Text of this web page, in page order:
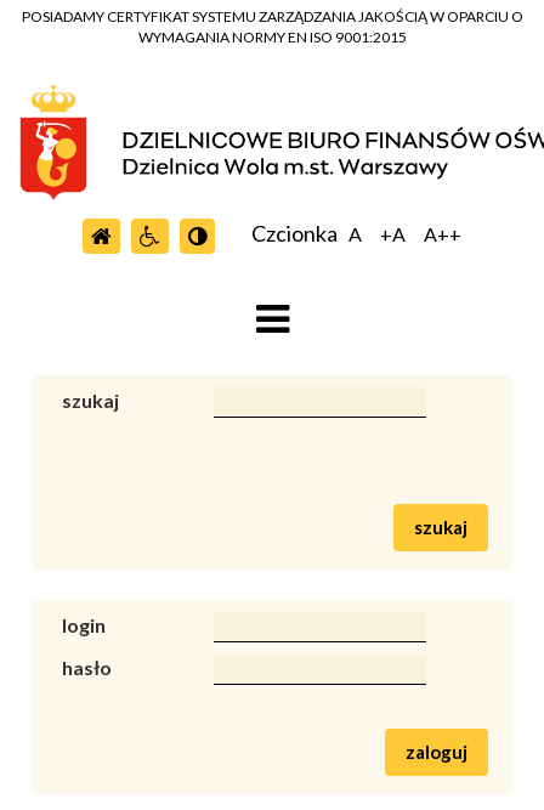
POSIADAMY CERTYFIKAT SYSTEMU ZARZĄDZANIA JAKOŚCIĄ W OPARCIU O
WYMAGANIA NORMY EN ISO 9001:2015
Czcionka A +A A++
szukaj
szukaj
login
hasło
zaloguj